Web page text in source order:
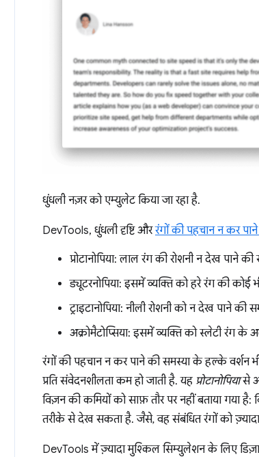
धुंधली नज़र को एम्युलेट किया जा रहा है.
DevTools, धुंधली दृष्टि औररंगों की पहचान न कर
प्रोटानोपिया: लाल रंग की रोशनी न देख पाने की
ड्यूटरनोपिया: इसमें व्यक्ति को हरे रंग की कोई
ट्राइटानोपिया: नीली रोशनी को न देख पाने की
अक्रोमैटोप्सिया: इसमें व्यक्ति को स्लेटी रंग के
रंगों की पहचान न कर पाने की समस्या के हल्के वर्शन
प्रति संवेदनशीलता कम हो जाती है. यह प्रोटानोपियासे
विज़न की कमियों को साफ़ तौर पर नहीं बताया गया
तरीके से देख सकता है. जैसे, वह संबंधित रंगों को
DevTools में ज़्यादा मुश्किल सिम्युलेशन के लिए